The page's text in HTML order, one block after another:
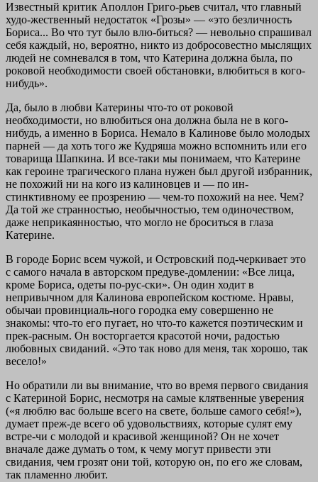
Известный критик Аполлон Григо-рьев считал, что главный
худо-жественный недостаток «Грозы» — «это безличность
Бориса... Во что тут было влю-биться? — невольно спрашивал
себя каждый, но, вероятно, никто из добросовестно мыслящих
людей не сомневался в том, что Катерина должна была, по
роковой необходимости своей обстановки, влюбиться в кого-
нибудь».
Да, было в любви Катерины что-то от роковой
необходимости, но влюбиться она должна была не в кого-
нибудь, а именно в Бориса. Немало в Калинове было молодых
парней — да хоть того же Кудряша можно вспомнить или его
товарища Шапкина. И все-таки мы понимаем, что Катерине
как героине трагического плана нужен был другой избранник,
не похожий ни на кого из калиновцев и — по ин-
стинктивному ее прозрению — чем-то похожий на нее. Чем?
Да той же странностью, необычностью, тем одиночеством,
даже неприкаянностью, что могло не броситься в глаза
Катерине.
В городе Борис всем чужой, и Островский под-черкивает это
с самого начала в авторском предуве-домлении: «Все лица,
кроме Бориса, одеты по-рус-ски». Он один ходит в
непривычном для Калинова европейском костюме. Нравы,
обычаи провинциаль-ного городка ему совершенно не
знакомы: что-то его пугает, но что-то кажется поэтическим и
прек-расным. Он восторгается красотой ночи, радостью
любовных свиданий. «Это так ново для меня, так хорошо, так
весело!»
Но обратили ли вы внимание, что во время первого свидания
с Катериной Борис, несмотря на самые клятвенные уверения
(«я люблю вас больше всего на свете, больше самого себя!»),
думает преж-де всего об удовольствиях, которые сулят ему
встре-чи с молодой и красивой женщиной? Он не хочет
вначале даже думать о том, к чему могут привести эти
свидания, чем грозят они той, которую он, по его же словам,
так пламенно любит.